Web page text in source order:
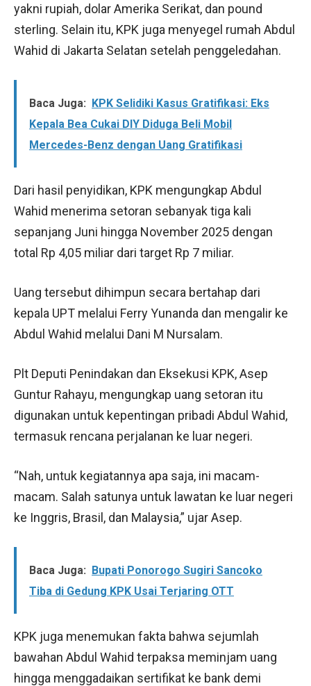
yakni rupiah, dolar Amerika Serikat, dan pound
sterling. Selain itu, KPK juga menyegel rumah Abdul
Wahid di Jakarta Selatan setelah penggeledahan.
Baca Juga: KPK Selidiki Kasus Gratifikasi: Eks
Kepala Bea Cukai DIY Diduga Beli Mobil
Mercedes-Benz dengan Uang Gratifikasi
Dari hasil penyidikan, KPK mengungkap Abdul
Wahid menerima setoran sebanyak tiga kali
sepanjang Juni hingga November 2025 dengan
total Rp 4,05 miliar dari target Rp 7 miliar.
Uang tersebut dihimpun secara bertahap dari
kepala UPT melalui Ferry Yunanda dan mengalir ke
Abdul Wahid melalui Dani M Nursalam.
Plt Deputi Penindakan dan Eksekusi KPK, Asep
Guntur Rahayu, mengungkap uang setoran itu
digunakan untuk kepentingan pribadi Abdul Wahid,
termasuk rencana perjalanan ke luar negeri.
“Nah, untuk kegiatannya apa saja, ini macam-
macam. Salah satunya untuk lawatan ke luar negeri
ke Inggris, Brasil, dan Malaysia,” ujar Asep.
Baca Juga: Bupati Ponorogo Sugiri Sancoko
Tiba di Gedung KPK Usai Terjaring OTT
KPK juga menemukan fakta bahwa sejumlah
bawahan Abdul Wahid terpaksa meminjam uang
hingga menggadaikan sertifikat ke bank demi